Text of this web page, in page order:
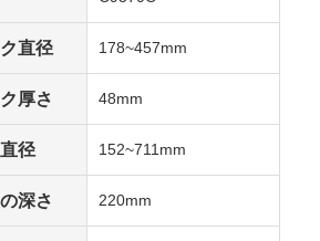
直径 178~457mm
厚さ 48mm
径 152~711mm
深さ 220mm